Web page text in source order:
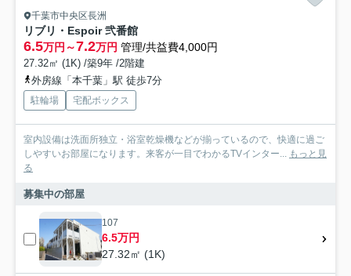
千葉市中央区長洲
リブリ・Espoir 弐番館
6.5万円～7.2万円 管理/共益費4,000円
27.32㎡ (1K) /築9年 /2階建
外房線「本千葉」駅 徒歩7分
駐輪場 宅配ボックス
室内設備は洗面所独立・浴室乾燥機などが揃っているので、快適に過ご
しやすいお部屋になります。来客が一目でわかるTVインター... もっと見
る
募集中の部屋
107
6.5万円
27.32㎡ (1K)